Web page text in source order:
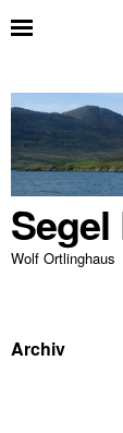
Wolf Ortlinghaus
Archiv